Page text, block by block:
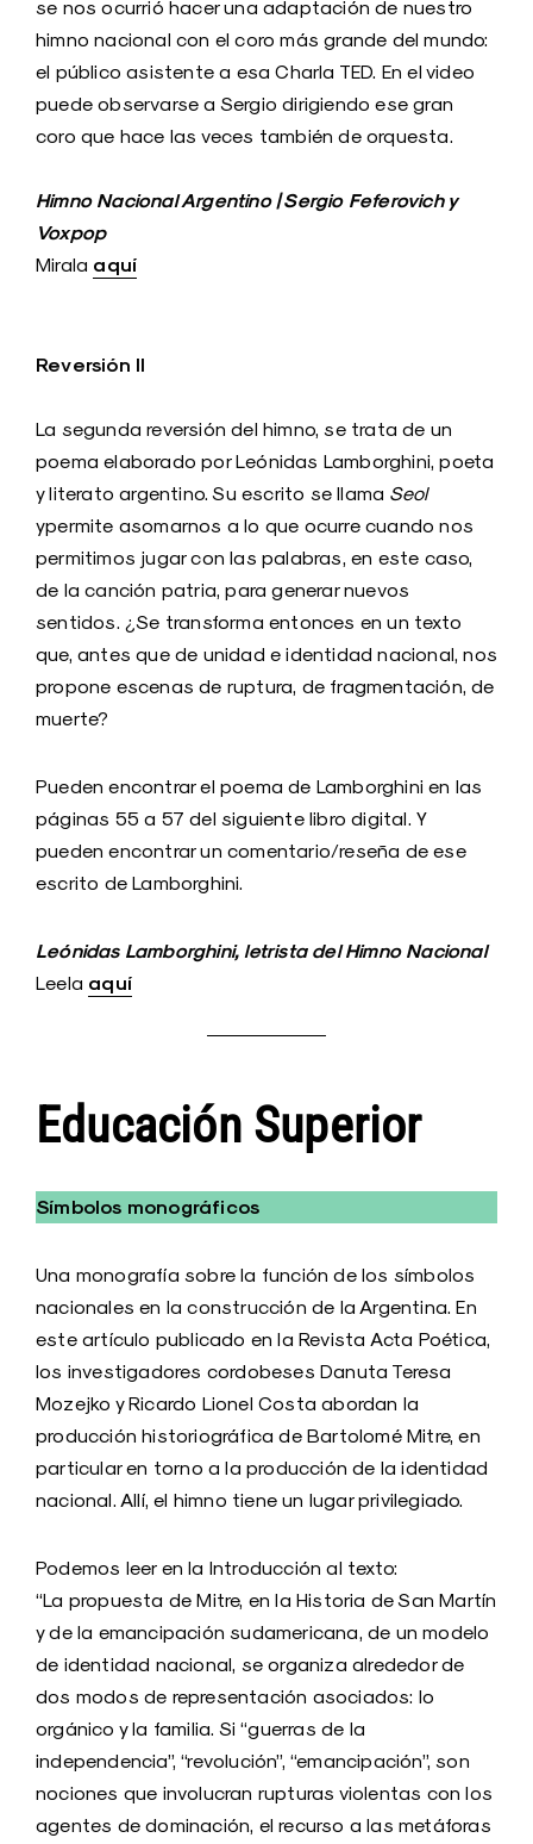
se nos ocurrió hacer una adaptación de nuestro
himno nacional con el coro más grande del mundo:
el público asistente a esa Charla TED. En el video
puede observarse a Sergio dirigiendo ese gran
coro que hace las veces también de orquesta.
Himno Nacional Argentino | Sergio Feferovich y
Voxpop
Mirala aquí
Reversión II
La segunda reversión del himno, se trata de un
poema elaborado por Leónidas Lamborghini, poeta
y literato argentino. Su escrito se llama Seol
ypermite asomarnos a lo que ocurre cuando nos
permitimos jugar con las palabras, en este caso,
de la canción patria, para generar nuevos
sentidos. ¿Se transforma entonces en un texto
que, antes que de unidad e identidad nacional, nos
propone escenas de ruptura, de fragmentación, de
muerte?
Pueden encontrar el poema de Lamborghini en las
páginas 55 a 57 del siguiente libro digital. Y
pueden encontrar un comentario/reseña de ese
escrito de Lamborghini.
Leónidas Lamborghini, letrista del Himno Nacional
Leela aquí
Educación Superior
Símbolos monográficos
Una monografía sobre la función de los símbolos
nacionales en la construcción de la Argentina. En
este artículo publicado en la Revista Acta Poética,
los investigadores cordobeses Danuta Teresa
Mozejko y Ricardo Lionel Costa abordan la
producción historiográfica de Bartolomé Mitre, en
particular en torno a la producción de la identidad
nacional. Allí, el himno tiene un lugar privilegiado.
Podemos leer en la Introducción al texto:
“La propuesta de Mitre, en la Historia de San Martín
y de la emancipación sudamericana, de un modelo
de identidad nacional, se organiza alrededor de
dos modos de representación asociados: lo
orgánico y la familia. Si “guerras de la
independencia”, “revolución”, “emancipación”, son
nociones que involucran rupturas violentas con los
agentes de dominación, el recurso a las metáforas